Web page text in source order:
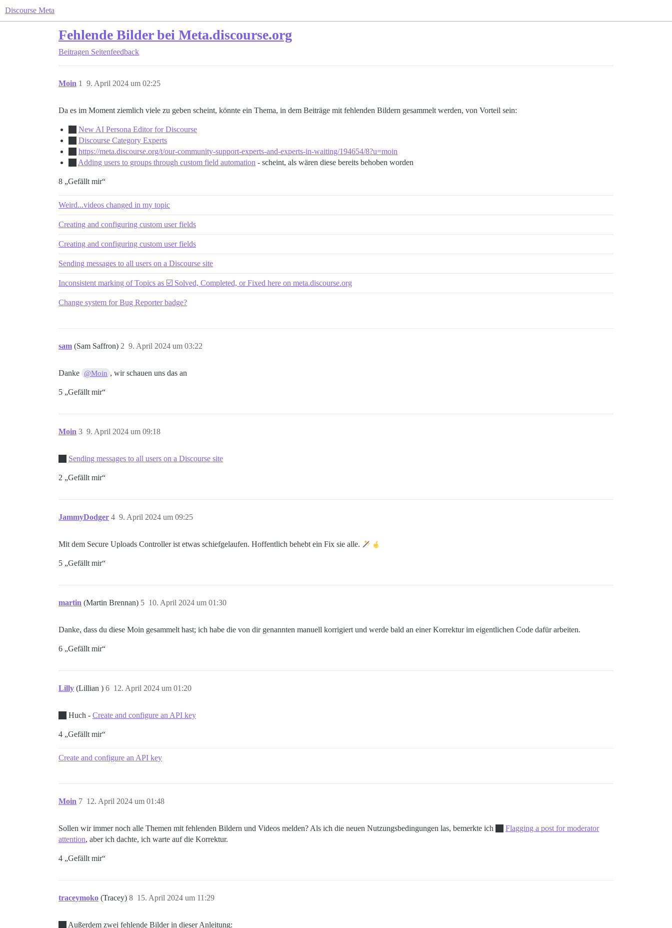
Discourse Meta
Fehlende Bilder bei Meta.discourse.org
Beitragen Seitenfeedback
Moin 9. April 2024 um 02:25
1
Da es im Moment ziemlich viele zu geben scheint, könnte ein Thema, in dem Beiträge mit fehlenden Bildern gesammelt werden, von Vorteil sein:
New AI Persona Editor for Discourse
Discourse Category Experts
https://meta.discourse.org/t/our-community-support-experts-and-experts-in-waiting/194654/8?u=moin
Adding users to groups through custom field automation - scheint, als wären diese bereits behoben worden
8 „Gefällt mir“
Weird...videos changed in my topic
Creating and configuring custom user fields
Creating and configuring custom user fields
Sending messages to all users on a Discourse site
Inconsistent marking of Topics as ☑️ Solved, Completed, or Fixed here on meta.discourse.org
Change system for Bug Reporter badge?
sam (Sam Saffron) 9. April 2024 um 03:22
2
Danke @Moin , wir schauen uns das an
5 „Gefällt mir“
Moin 9. April 2024 um 09:18
3
Sending messages to all users on a Discourse site
2 „Gefällt mir“
JammyDodger 9. April 2024 um 09:25
4
Mit dem Secure Uploads Controller ist etwas schiefgelaufen. Hoffentlich behebt ein Fix sie alle.
5 „Gefällt mir“
martin (Martin Brennan) 10. April 2024 um 01:30
5
Danke, dass du diese Moin gesammelt hast; ich habe die von dir genannten manuell korrigiert und werde bald an einer Korrektur im eigentlichen Code dafür arbeiten.
6 „Gefällt mir“
Lilly (Lillian ) 12. April 2024 um 01:20
6
Huch - Create and configure an API key
4 „Gefällt mir“
Create and configure an API key
Moin 12. April 2024 um 01:48
7
Sollen wir immer noch alle Themen mit fehlenden Bildern und Videos melden? Als ich die neuen Nutzungsbedingungen las, bemerkte ich
Flagging a post for moderator
attention, aber ich dachte, ich warte auf die Korrektur.
4 „Gefällt mir“
traceymoko (Tracey) 15. April 2024 um 11:29
8
Außerdem zwei fehlende Bilder in dieser Anleitung: